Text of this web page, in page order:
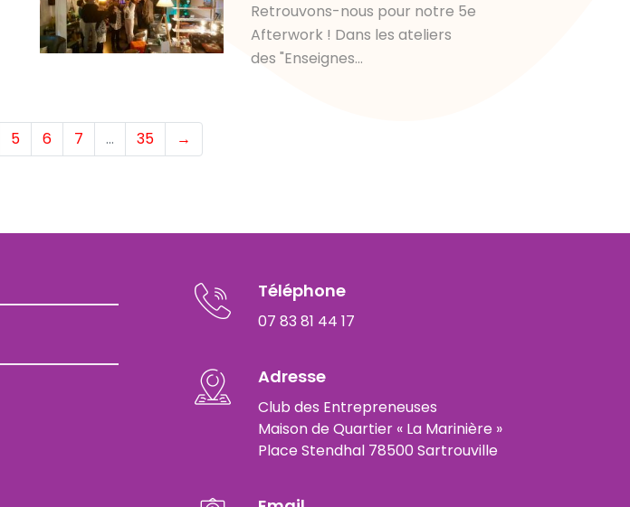
Retrouvons-nous pour notre 5e
Afterwork ! Dans les ateliers
des "Enseignes...
5 6 7 … 35 →
Téléphone
07 83 81 44 17
Adresse
Club des Entrepreneuses
Maison de Quartier « La Marinière »
Place Stendhal 78500 Sartrouville